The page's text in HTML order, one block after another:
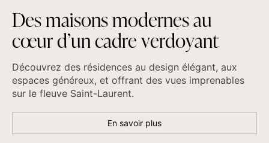
Desmaisonsmodernesau
cœurd’uncadreverdoyant
Découvrez des résidences au design élégant, aux
espaces généreux, et offrant des vues imprenables
sur le fleuve Saint-Laurent.
En savoir plus